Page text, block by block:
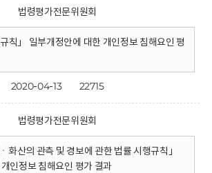
법령평가전문위원회
칙」 일부개정안에 대한 개인정보 침해요인 평
2020-04-13 22715
법령평가전문위원회
화산의 관측 및 경보에 관한 법률 시행규칙」
인정보 침해요인 평가 결과